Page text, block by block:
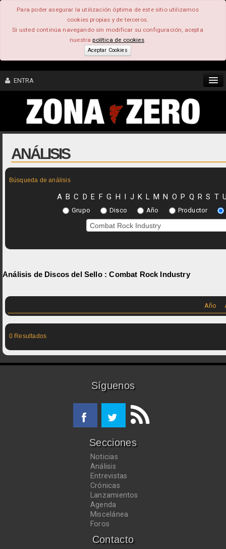
Para poder asegurar la utilización óptima de este sitio utilizamos
cookies propias y de terceros.
Si usted continúa navegando sin modificar su configuración, acepta
nuestrapolítica de cookies.
Aceptar Cookies
ENTRA
CONTENIDO
COMUNIDAD
FEEEDBACK
ANÁLISIS
Búsqueda de análisis
A B C D E F G H I J K L M N O P Q R S T
Grupo Disco Año Productor
Análisis de Discos del Sello :Combat Rock Industry
Año
0 Resultados
Síguenos
Secciones
Noticias
Análisis
Entrevistas
Crónicas
Lanzamientos
Agenda
Miscelánea
Foros
Contacto